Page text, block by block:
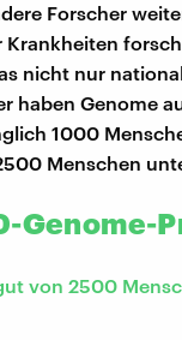
Forscher
nicht nur
haben Genome
1000
Menschen
Genome-
von 2500